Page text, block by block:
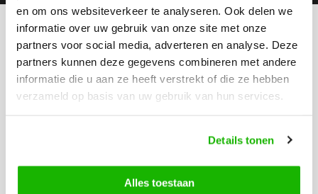
en om ons websiteverkeer te analyseren. Ook delen we
informatie over uw gebruik van onze site met onze
partners voor social media, adverteren en analyse. Deze
partners kunnen deze gegevens combineren met andere
informatie die u aan ze heeft verstrekt of die ze hebben
verzameld op basis van uw gebruik van hun services.
Details tonen
Alles toestaan
Kunnen we helpen?
Klantenservice:
openingstijden
Bel ons
0416-272223